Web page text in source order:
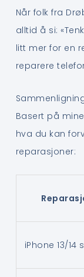
Når folk fra
alltid å si:
litt mer for en
reparere
Basert på
hva du kan
reparasjoner:
iPhone 13/14